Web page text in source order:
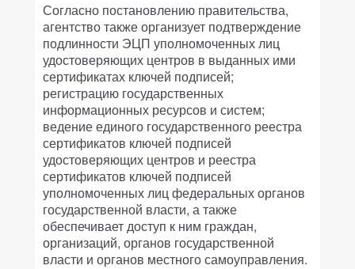
Согласно постановлению правительства,
агентство также организует подтверждение
подлинности ЭЦП уполномоченных лиц
удостоверяющих центров в выданных ими
сертификатах ключей подписей;
регистрацию государственных
информационных ресурсов и систем;
ведение единого государственного реестра
сертификатов ключей подписей
удостоверяющих центров и реестра
сертификатов ключей подписей
уполномоченных лиц федеральных органов
государственной власти, а также
обеспечивает доступ к ним граждан,
организаций, органов государственной
власти и органов местного самоуправления.